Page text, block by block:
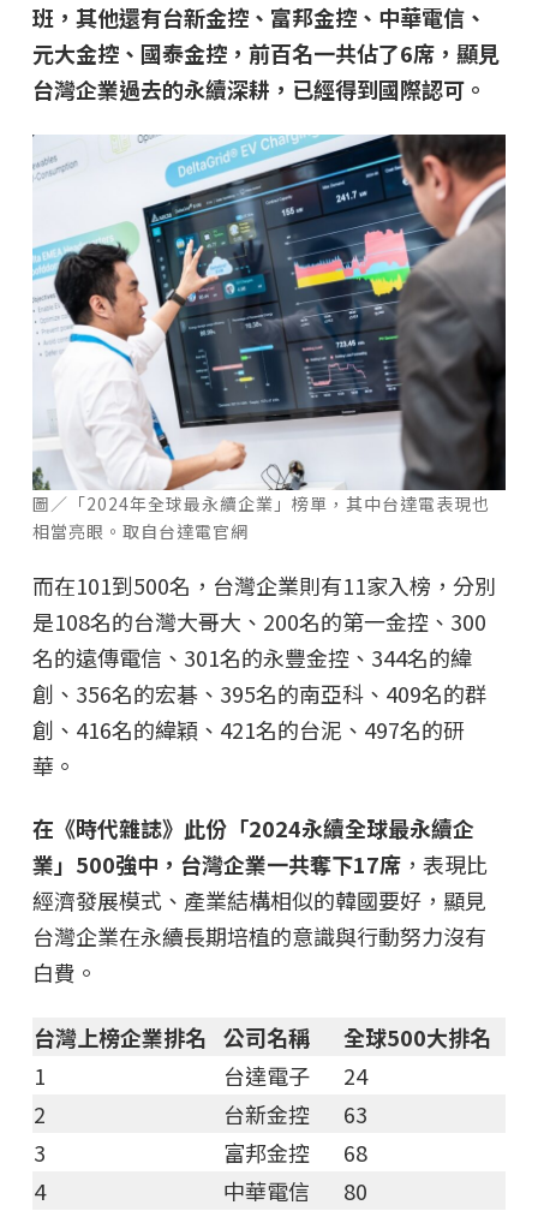
班，其他還有台新金控、富邦金控、中華電信、
元大金控、國泰金控，前百名一共佔了6席，顯見
台灣企業過去的永續深耕，已經得到國際認可。
圖／「2024年全球最永續企業」榜單，其中台達電表現也
相當亮眼。取自台達電官網
而在101到500名，台灣企業則有11家入榜，分別
是108名的台灣大哥大、200名的第一金控、300
名的遠傳電信、301名的永豐金控、344名的緯
創、356名的宏碁、395名的南亞科、409名的群
創、416名的緯穎、421名的台泥、497名的研
華。
在《時代雜誌》此份「2024永續全球最永續企
業」500強中，台灣企業一共奪下17席，表現比
經濟發展模式、產業結構相似的韓國要好，顯見
台灣企業在永續長期培植的意識與行動努力沒有
白費。
台灣上榜企業排名 公司名稱
全球500大排名
1
台達電子
24
2
台新金控
63
3
富邦金控
68
4
中華電信 80